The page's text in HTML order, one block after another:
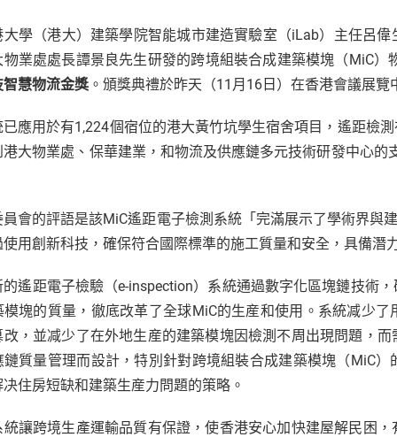
大學（港大）建築學院智能城市建造實驗室（iLab）主任呂
物業處處長譚景良先生研發的跨境組裝合成建築模塊（MiC）
智慧物流金獎 。頒獎典禮於昨天（11月16日）在香港會議展覽
已應用於有1,224個宿位的港大黃竹坑學生宿舍項目，遙距檢
港大物業處、保華建業，和物流及供應鏈多元技術研發中心
員會的評語是該MiC遙距電子檢測系統「完滿展示了學術界與
使用創新科技，確保符合國際標準的施工質量和安全，具備潛
的遙距電子檢驗（e-inspection）系統通過數字化區塊鏈技術
模塊的質量，徹底改革了全球MiC的生産和使用。系統减少
改，並减少了在外地生産的建築模塊因檢測不周出現問題，
鏈質量管理而設計，特別針對跨境組裝合成建築模塊（MiC
住房短缺和建築生産力問題的策略。
統讓跨境生產運輸品質有保證，使香港安心加快建屋解民困